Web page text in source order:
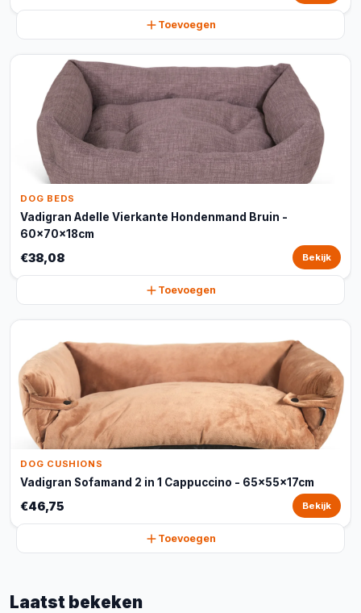
Toevoegen
DOG BEDS
Vadigran Adelle Vierkante Hondenmand Bruin -
60x70x18cm
€38,08 Bekijk
Toevoegen
DOG CUSHIONS
Vadigran Sofamand 2 in 1 Cappuccino - 65x55x17cm
€46,75 Bekijk
Toevoegen
Laatst bekeken